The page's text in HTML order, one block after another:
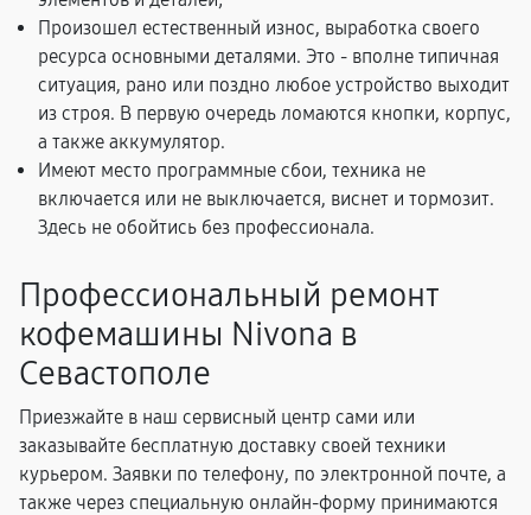
Произошел естественный износ, выработка своего
ресурса основными деталями. Это - вполне типичная
ситуация, рано или поздно любое устройство выходит
из строя. В первую очередь ломаются кнопки, корпус,
а также аккумулятор.
Имеют место программные сбои, техника не
включается или не выключается, виснет и тормозит.
Здесь не обойтись без профессионала.
Профессиональный ремонт
кофемашины Nivona в
Севастополе
Приезжайте в наш сервисный центр сами или
заказывайте бесплатную доставку своей техники
курьером. Заявки по телефону, по электронной почте, а
также через специальную онлайн-форму принимаются